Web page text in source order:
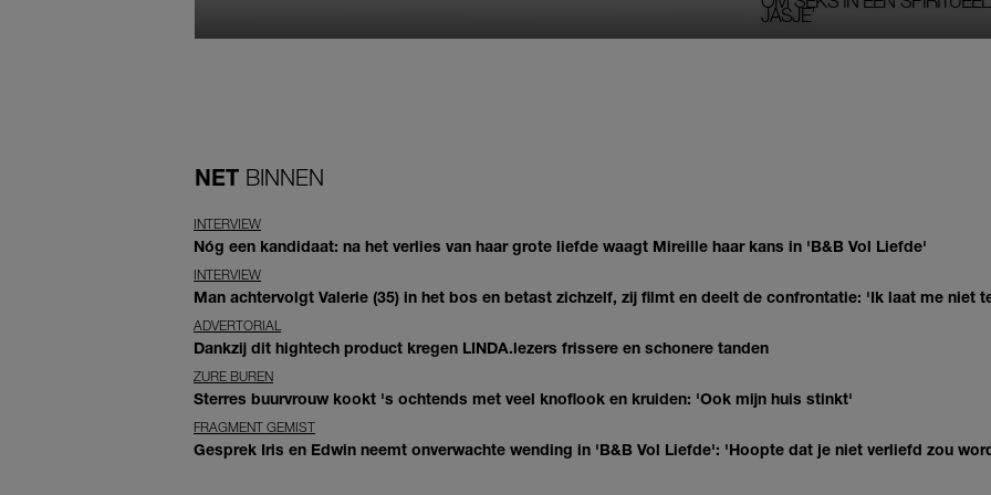
JASJE’
NET BINNEN
INTERVIEW
Nóg een kandidaat: na het verlies van haar grote liefde waagt Mireille haar kans in 'B&B Vol Liefde'
INTERVIEW
Man achtervolgt Valerie (35) in het bos en betast zichzelf, zij filmt en deelt de confrontatie: 'Ik laat me niet
ADVERTORIAL
Dankzij dit hightech product kregen LINDA.lezers frissere en schonere tanden
ZURE BUREN
Sterres buurvrouw kookt 's ochtends met veel knoflook en kruiden: 'Ook mijn huis stinkt'
FRAGMENT GEMIST
Gesprek Iris en Edwin neemt onverwachte wending in 'B&B Vol Liefde': 'Hoopte dat je niet verliefd zou